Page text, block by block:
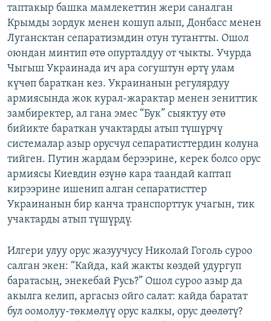
таптакыр башка мамлекеттин жери саналган
Крымды зордук менен кошуп алып, Донбасс менен
Лугансктан сепаратизмдин отун тутантты. Ошол
оюндан минтип өтө опурталдуу от чыкты. Учурда
Чыгыш Украинада ич ара согуштун өртү улам
күчөп бараткан кез. Украинанын регулярдуу
армиясында жок курал-жарактар менен зениттик
замбиректер, ал гана эмес “Бук” сыяктуу өтө
бийикте бараткан учактарды атып түшүрчү
системалар азыр орусчул сепаратисттердин колуна
тийген. Путин жардам берээрине, керек болсо орус
армиясы Киевдин өзүнө кара таандай каптап
кирээрине ишенип алган сепаратисттер
Украинанын бир канча транспорттук учагын, тик
учактарды атып түшүрдү.
Илгери улуу орус жазуучусу Николай Гоголь суроо
салган экен: “Кайда, кай жакты көздөй удургуп
баратасың, энекебай Русь?” Ошол суроо азыр да
акылга келип, аргасыз ойго салат: кайда баратат
бул оомолуу-төкмөлүү орус калкы, орус дөөлөтү?